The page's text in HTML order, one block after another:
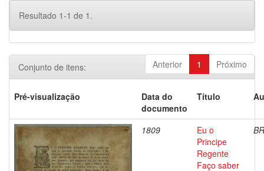
Resultado 1-1 de 1.
Anterior 1 Próximo
Conjunto de itens:
Pré-visualização
Data do
documento
Título
1809
Eu o
Principe
Regente
Faço saber